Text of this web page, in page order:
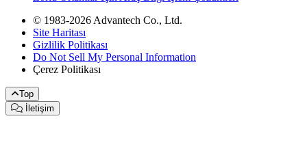
© 1983-2026 Advantech Co., Ltd.
Site Haritası
Gizlilik Politikası
Do Not Sell My Personal Information
Çerez Politikası
Top
İletişim